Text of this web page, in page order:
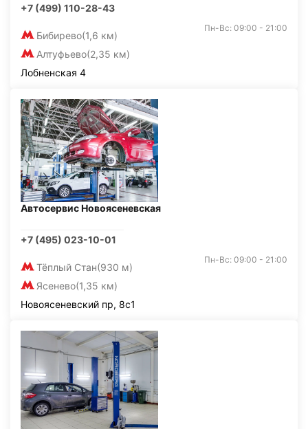
+7 (499) 110-28-43
Бибирево(1,6 км)
Алтуфьево(2,35 км)
Пн-Вс: 09:00 - 21:00
Лобненская 4
Автосервис Новоясеневская
+7 (495) 023-10-01
Тёплый Стан(930 м)
Ясенево(1,35 км)
Пн-Вс: 09:00 - 21:00
Новоясеневский пр, 8с1